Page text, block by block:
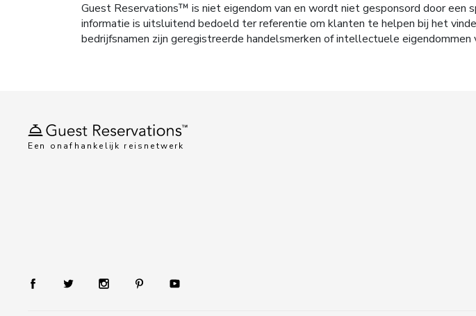
Guest Reservations™ is niet eigendom van en wordt niet gesponsord door
informatie is uitsluitend bedoeld ter referentie om klanten te helpen bij het
bedrijfsnamen zijn geregistreerde handelsmerken of intellectuele eigendommen
Een onafhankelijk reisnetwerk